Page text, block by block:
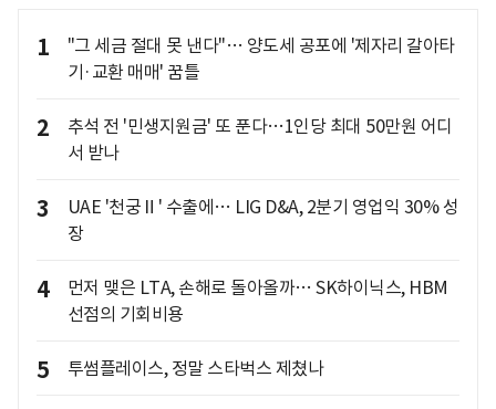
1
"그 세금 절대 못 낸다"… 양도세 공포에 '제자리 갈아타
기·교환 매매' 꿈틀
2
추석 전 '민생지원금' 또 푼다…1인당 최대 50만원 어디
서 받나
3
UAE '천궁Ⅱ' 수출에… LIG D&A, 2분기 영업익 30% 성
장
4
먼저 맺은 LTA, 손해로 돌아올까… SK하이닉스, HBM
선점의 기회비용
5 투썸플레이스, 정말 스타벅스 제쳤나